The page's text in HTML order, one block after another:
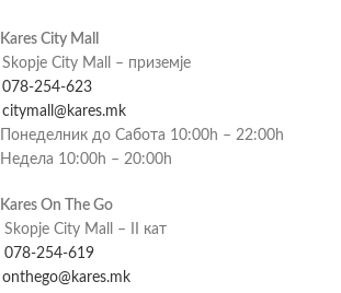
Kares City Mall
Skopje City Mall – приземје
078-254-623
citymall@kares.mk
Понеделник до Сабота 10:00h – 22:00h
Недела 10:00h – 20:00h
Kares On The Go
Skopje City Mall – II кат
078-254-619
onthego@kares.mk